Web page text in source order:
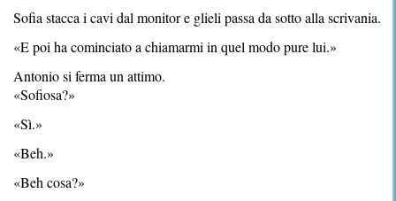
Sofia stacca i cavi dal monitor e glieli passa da sotto alla scrivania.
«E poi ha cominciato a chiamarmi in quel modo pure lui.»
Antonio si ferma un attimo.
«Sofiosa?»
«Sì.»
«Beh.»
«Beh cosa?»